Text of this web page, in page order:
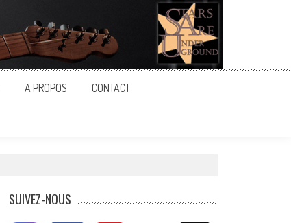
A PROPOS CONTACT
SUIVEZ-NOUS